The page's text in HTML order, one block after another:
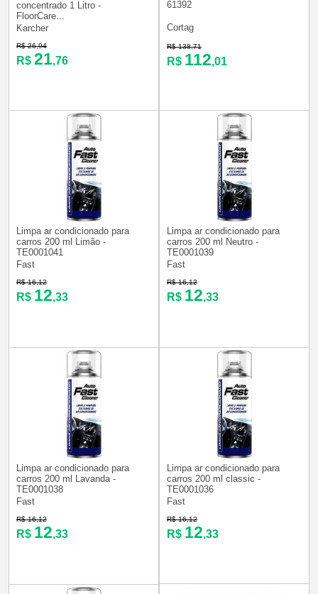
concentrado 1 Litro -
FloorCare...
Karcher
R$ 26,94
R$ 21,76
61392
Cortag
R$ 138,71
R$ 112,01
Limpa ar condicionado para
carros 200 ml Limão -
TE0001041
Fast
R$ 16,12
R$ 12,33
Limpa ar condicionado para
carros 200 ml Neutro -
TE0001039
Fast
R$ 16,12
R$ 12,33
Limpa ar condicionado para
carros 200 ml Lavanda -
TE0001038
Fast
R$ 16,12
R$ 12,33
Limpa ar condicionado para
carros 200 ml classic -
TE0001036
Fast
R$ 16,12
R$ 12,33